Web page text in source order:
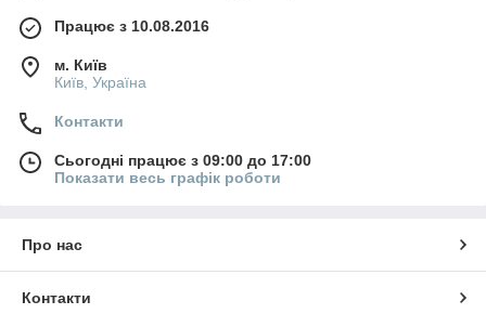
Працює з 10.08.2016
м. Київ
Київ, Україна
Контакти
Сьогодні працює з 09:00 до 17:00
Показати весь графік роботи
Про нас
Контакти